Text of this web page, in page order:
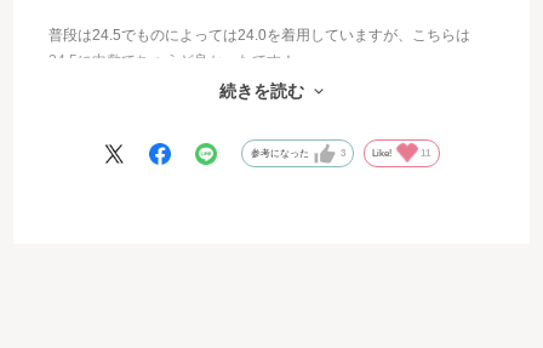
普段は24.5でものによっては24.0を着用していますが、こちらは
24.5に中敷でちょうど良かったです！
シルエットがとても綺麗な使いやすい7cmパンプスです！プライベ
続きを読む
参考になった 3 Like! 11